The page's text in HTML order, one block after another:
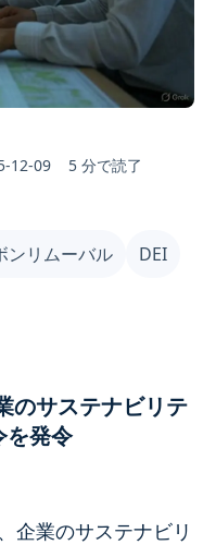
12-09
5 分で読了
ンリムーバル DEI
のサステナビリテ
を発令
企業のサステナビリ